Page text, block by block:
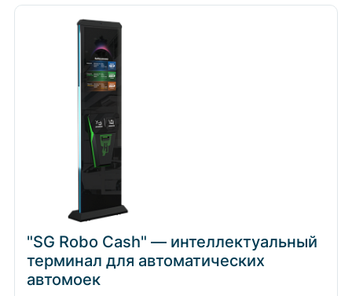
"SG Robo Cash" — интеллектуальный
терминал для автоматических
автомоек